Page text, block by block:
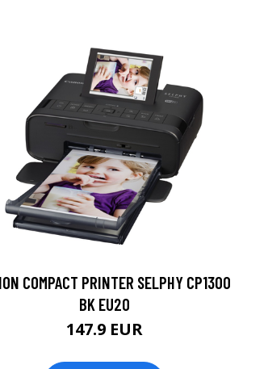
COMPACT PRINTER SELPHY CP1300
BK EU20
147.9 EUR